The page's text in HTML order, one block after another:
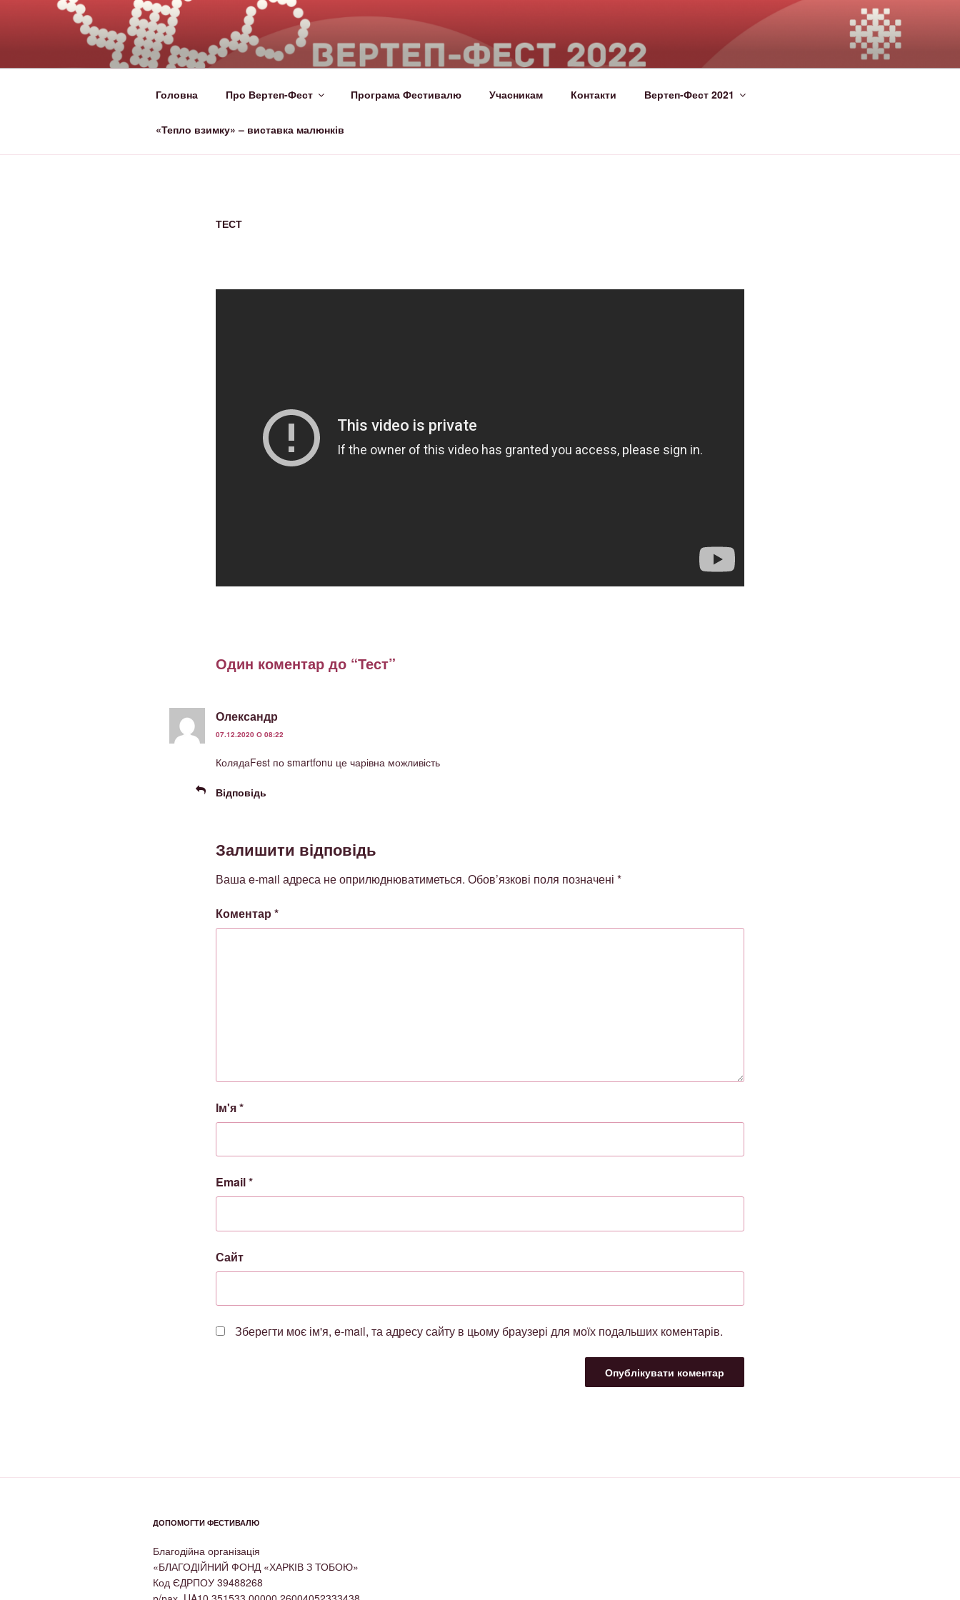
ВЕРТЕП-ФЕСТ
За Світло те, що Темряву здолало!
Головна Про Вертеп-Фест Програма Фестивалю Учасникам Контакти Вертеп-Фест 2021
«Тепло взимку» – виставка малюнків
ТЕСТ
Один коментар до “Тест”
Олександр
07.12.2020 О 08:22
КолядаFest по smartfonu це чарівна можливість
Відповідь
Залишити відповідь
Ваша e-mail адреса не оприлюднюватиметься. Обов’язкові поля позначені *
Коментар *
Ім'я*
Email*
Сайт
Зберегти моє ім'я, e-mail, та адресу сайту в цьому браузері для моїх подальших коментарів.
ДОПОМОГТИ ФЕСТИВАЛЮ
Благодійна організація
«БЛАГОДІЙНИЙ ФОНД «ХАРКІВ З ТОБОЮ»
Код ЄДРПОУ 39488268